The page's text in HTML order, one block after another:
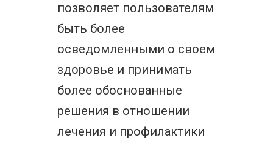
позволяет пользователям
быть более
осведомленными о своем
здоровье и принимать
более обоснованные
решения в отношении
лечения и профилактики